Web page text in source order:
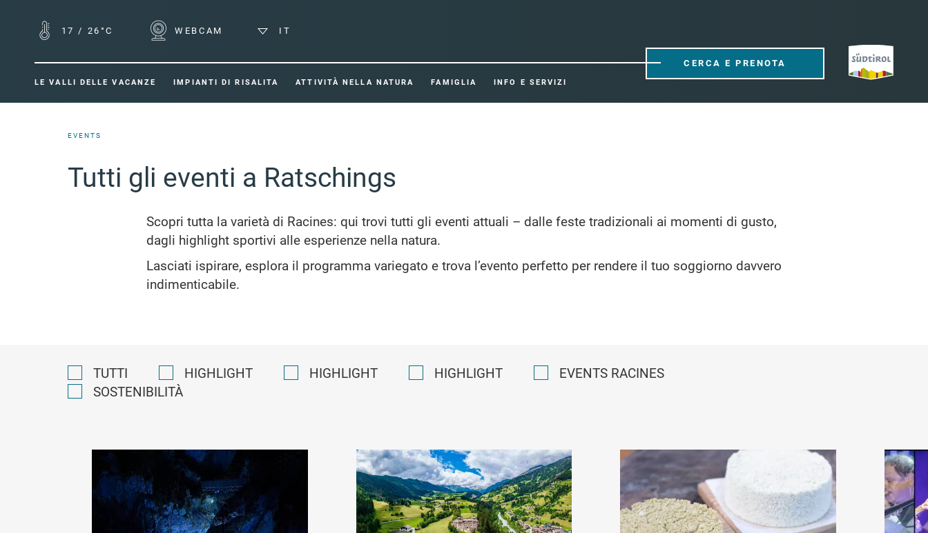
17 / 26°C WEBCAM IT
LE VALLI DELLE VACANZE IMPIANTI DI RISALITA ATTIVITÀ NELLA NATURA FAMIGLIA INFO E SERVIZI
CERCA E PRENOTA
EVENTS
Tutti gli eventi a Ratschings
Scopri tutta la varietà di Racines: qui trovi tutti gli eventi attuali – dalle feste tradizionali ai momenti di gusto,
dagli highlight sportivi alle esperienze nella natura.
Lasciati ispirare, esplora il programma variegato e trova l’evento perfetto per rendere il tuo soggiorno davvero
indimenticabile.
TUTTI HIGHLIGHT HIGHLIGHT HIGHLIGHT
EVENTS RACINES
SOSTENIBILITÀ